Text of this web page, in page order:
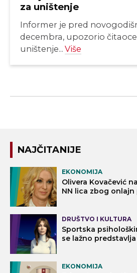
za uništenje
Informer je pred
decembra, upozorio
uništenje... Više
NAJČITANIJE
EKONOMIJA
Olivera Kovačević
NN lica zbog onlajn
DRUŠTVO I KULTURA
Sportska
se lažno
EKONOMIJA